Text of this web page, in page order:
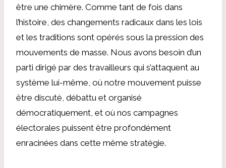
être une chimère. Comme tant de fois dans
l’histoire, des changements radicaux dans les lois
et les traditions sont opérés sous la pression des
mouvements de masse. Nous avons besoin d’un
parti dirigé par des travailleurs qui s’attaquent au
système lui-même, où notre mouvement puisse
être discuté, débattu et organisé
démocratiquement, et où nos campagnes
électorales puissent être profondément
enracinées dans cette même stratégie.